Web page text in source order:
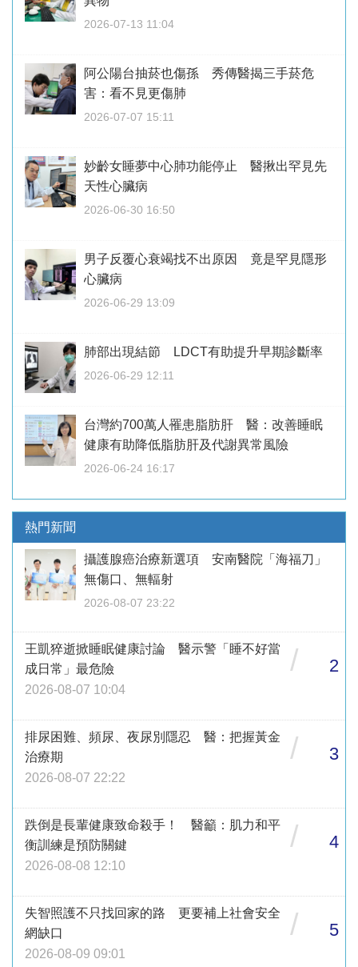
2026-07-13 11:04
阿公陽台抽菸也傷孫 秀傳醫揭三手菸危
害：看不見更傷肺
2026-07-07 15:11
妙齡女睡夢中心肺功能停止 醫揪出罕見先
天性心臟病
2026-06-30 16:50
男子反覆心衰竭找不出原因 竟是罕見隱形
心臟病
2026-06-29 13:09
肺部出現結節 LDCT有助提升早期診斷率
2026-06-29 12:11
台灣約700萬人罹患脂肪肝 醫：改善睡眠
健康有助降低脂肪肝及代謝異常風險
2026-06-24 16:17
熱門新聞
攝護腺癌治療新選項 安南醫院「海福刀」
無傷口、無輻射
2026-08-07 23:22
王凱猝逝掀睡眠健康討論 醫示警「睡不好當
成日常」最危險
2026-08-07 10:04
/ 2
排尿困難、頻尿、夜尿別隱忍 醫：把握黃金
治療期
2026-08-07 22:22
/ 3
跌倒是長輩健康致命殺手！ 醫籲：肌力和平
衡訓練是預防關鍵
2026-08-08 12:10
/ 4
失智照護不只找回家的路 更要補上社會安全
網缺口
2026-08-09 09:01
/ 5